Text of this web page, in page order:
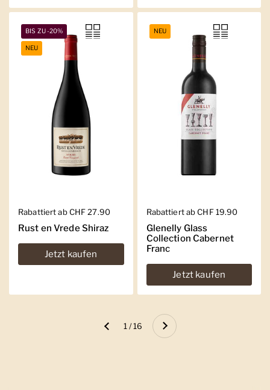
Regulärer Preis
Rabattiert ab CHF 27.90
Rust en Vrede Shiraz
Jetzt kaufen
BIS ZU -20%
NEU
Regulärer Preis
Rabattiert ab CHF 19.90
Glenelly Glass
Collection Cabernet
Franc
Jetzt kaufen
NEU
Zurück 1 / 16 Weiter